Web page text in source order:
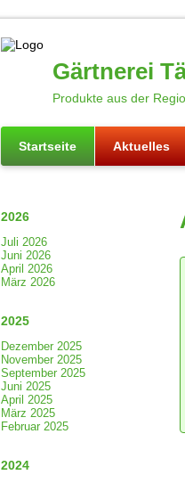
Gärtnerei
Produkte aus der
Startseite Aktuelles
2026
Juli 2026
Juni 2026
April 2026
März 2026
2025
Dezember 2025
November 2025
September 2025
Juni 2025
April 2025
März 2025
Februar 2025
2024